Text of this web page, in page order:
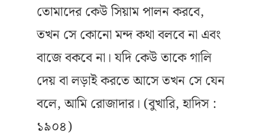
তোমাদের কেউ সিয়াম পালন করবে,
তখন সে কোনো মন্দ কথা বলবে না এবং
বাজে বকবে না। যদি কেউ তাকে গালি
দেয় বা লড়াই করতে আসে তখন সে যেন
বলে, আমি রোজাদার। (বুখারি, হাদিস :
১৯০৪)